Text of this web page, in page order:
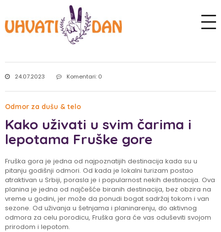
24.07.2023 Komentari: 0
Odmor za dušu & telo
Kako uživati u svim čarima i
lepotama Fruške gore
Fruška gora je jedna od najpoznatijih destinacija kada su u
pitanju godišnji odmori. Od kada je lokalni turizam postao
atraktivan u Srbiji, porasla je i popularnost nekih destinacija. Ova
planina je jedna od najčešće biranih destinacija, bez obzira na
vreme u godini, jer može da ponudi bogat sadržaj tokom i van
sezone. Od uživanja u šetnjama i planinarenju, do aktivnog
odmora za celu porodicu, Fruška gora će vas oduševiti svojom
prirodom i lepotom.